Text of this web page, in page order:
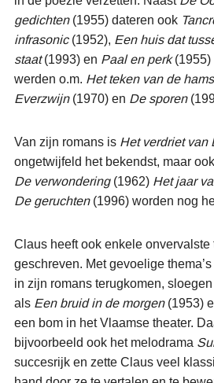
gedichten (1955) dateren ook
infrasonic(1952), Een huis dat
staat(1993) en Paal en perk(1955)
werden o.m. Het teken van de
Everzwijn(1970) en De sporen
Van zijn romans is Het verdriet van
ongetwijfeld het bekendst, maar ook
De verwondering(1962) Het jaar
De geruchten(1996) worden nog
Claus heeft ook enkele
geschreven. Met gevoelige
in zijn romans terugkomen,
als Een bruid in de morgen(1953)
een bom in het Vlaamse theater.
bijvoorbeeld ook het melodrama
succesrijk en zette Claus veel